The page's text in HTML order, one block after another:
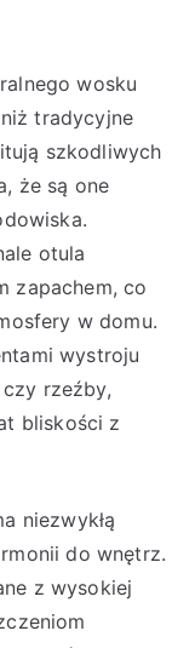
wosku
tradycyjne
szkodliwych
że są one
otula
zapachem, co
w domu.
wystroju
rzeźby,
bliskości z
niezwykłą
do wnętrz.
z wysokiej